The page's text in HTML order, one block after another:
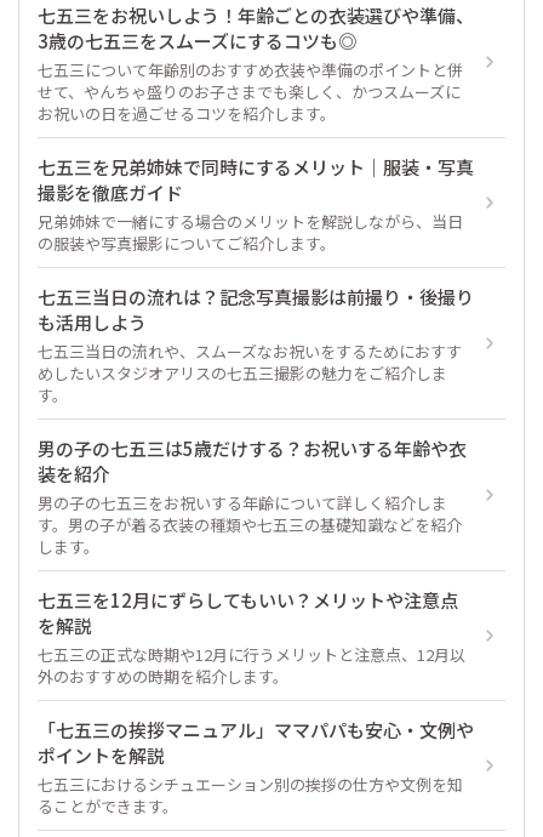
七五三をお祝いしよう！年齢ごとの衣装選びや準備、
3歳の七五三をスムーズにするコツも◎
七五三について年齢別のおすすめ衣装や準備のポイントと併
せて、やんちゃ盛りのお子さまでも楽しく、かつスムーズに
お祝いの日を過ごせるコツを紹介します。
七五三を兄弟姉妹で同時にするメリット｜服装・写真
撮影を徹底ガイド
兄弟姉妹で一緒にする場合のメリットを解説しながら、当日
の服装や写真撮影についてご紹介します。
七五三当日の流れは？記念写真撮影は前撮り・後撮り
も活用しよう
七五三当日の流れや、スムーズなお祝いをするためにおすす
めしたいスタジオアリスの七五三撮影の魅力をご紹介しま
す。
男の子の七五三は5歳だけする？お祝いする年齢や衣
装を紹介
男の子の七五三をお祝いする年齢について詳しく紹介しま
す。男の子が着る衣装の種類や七五三の基礎知識などを紹介
します。
七五三を12月にずらしてもいい？メリットや注意点
を解説
七五三の正式な時期や12月に行うメリットと注意点、12月以
外のおすすめの時期を紹介します。
「七五三の挨拶マニュアル」ママパパも安心・文例や
ポイントを解説
七五三におけるシチュエーション別の挨拶の仕方や文例を知
ることができます。